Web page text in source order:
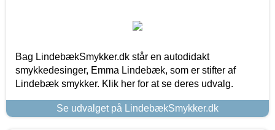
Bag LindebækSmykker.dk står en autodidakt
smykkedesinger, Emma Lindebæk, som er stifter af
Lindebæk smykker. Klik her for at se deres udvalg.
Se udvalget på LindebækSmykker.dk